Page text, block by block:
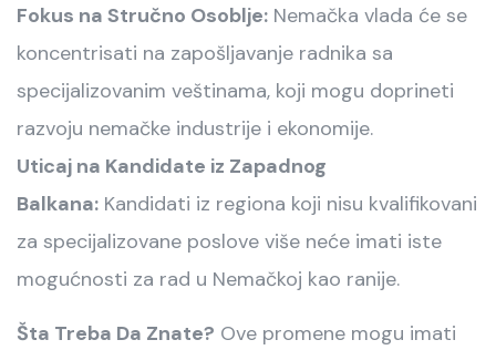
Fokus na Stručno Osoblje: Nemačka vlada će se
koncentrisati na zapošljavanje radnika sa
specijalizovanim veštinama, koji mogu doprineti
razvoju nemačke industrije i ekonomije.
Uticaj na Kandidate iz Zapadnog
Balkana: Kandidati iz regiona koji nisu kvalifikovani
za specijalizovane poslove više neće imati iste
mogućnosti za rad u Nemačkoj kao ranije.
Šta Treba Da Znate? Ove promene mogu imati